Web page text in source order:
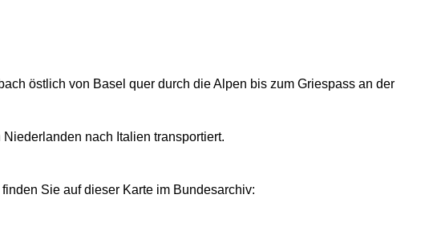
östlich von Basel quer durch die Alpen bis zum Griespass an der
nach Italien transportiert.
Sie auf dieser Karte im Bundesarchiv: